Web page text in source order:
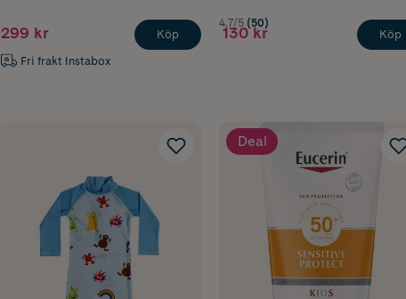
299 kr
Fri frakt Instabox
Köp
4.7/5 (50)
130 kr Köp
Deal